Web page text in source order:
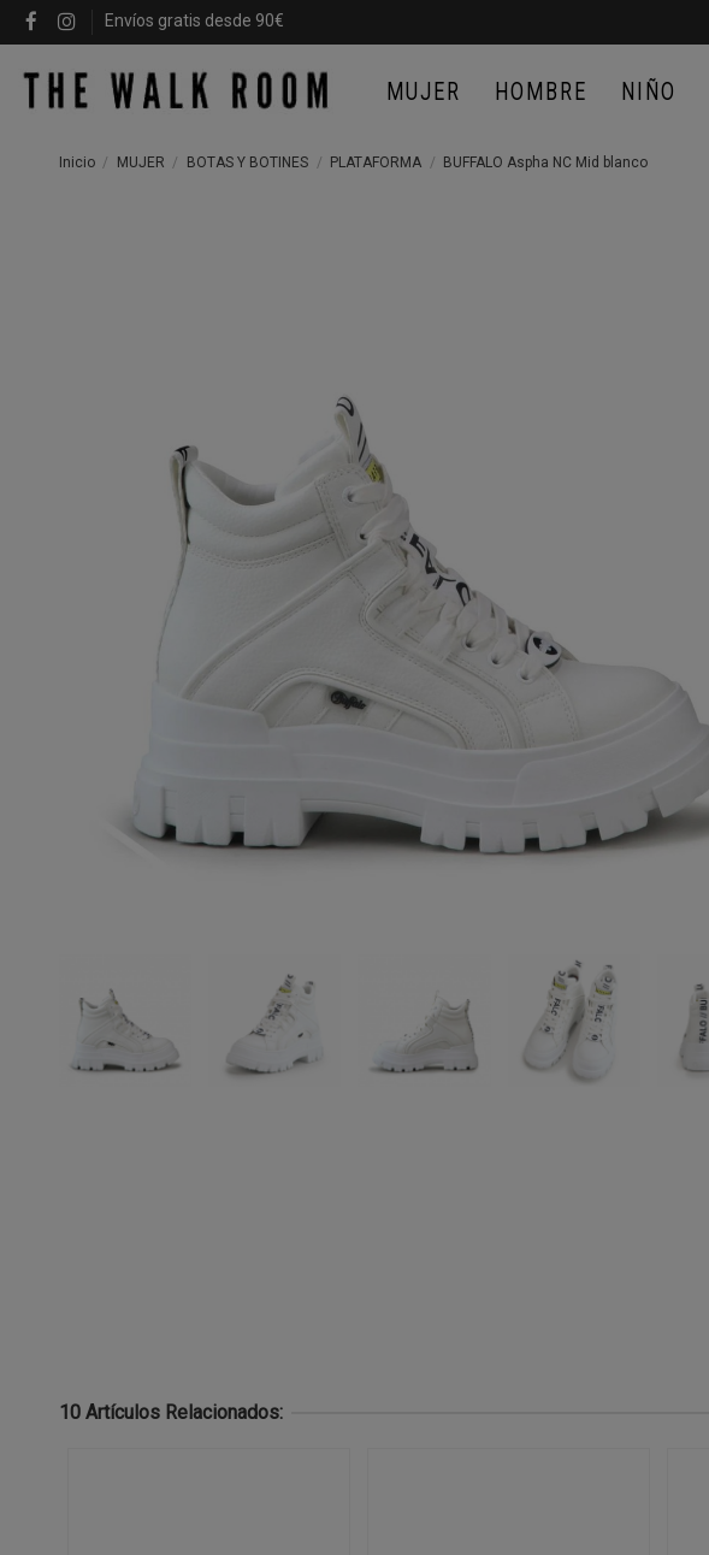
Envíos gratis desde 90€
MUJER HOMBRE NIÑO
Inicio MUJER BOTAS Y BOTINES PLATAFORMA BUFFALO Aspha NC Mid blanco
10 Artículos Relacionados: